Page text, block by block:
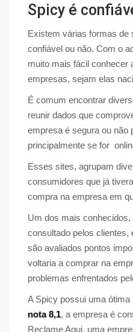
Spicy é
Existem várias formas de
confiável ou não. Com o
muito mais fácil conhecer
empresas, sejam elas
É comum encontrar
reunir dados que
empresa é segura ou não
principalmente se for
Esses sites, agrupam
consumidores que já
compra na empresa em
Um dos mais
consultado pelos clientes,
são avaliados pontos
voltaria a comprar na
problemas enfrentados
A Spicy possui uma ótima
nota 8,1, a empresa é
Reclame Aqui, uma